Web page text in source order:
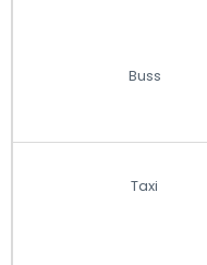
Buss
Taxi